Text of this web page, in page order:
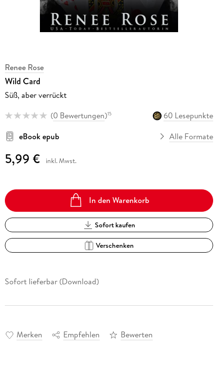
Renee Rose
Wild Card
Süß, aber verrückt
(0 Bewertungen)15
60 Lesepunkte
eBook epub
Alle Formate
5,99 € inkl. Mwst.
In den Warenkorb
Sofort kaufen
Verschenken
Sofort lieferbar (Download)
Merken Empfehlen Bewerten